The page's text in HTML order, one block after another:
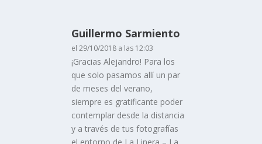
Guillermo Sarmiento
el 29/10/2018 a las 12:03
¡Gracias Alejandro! Para los
que solo pasamos allí un par
de meses del verano,
siempre es gratificante poder
contemplar desde la distancia
y a través de tus fotografías